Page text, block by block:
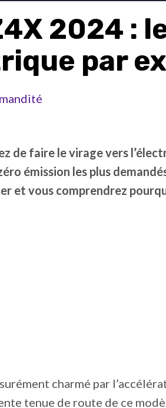
2024 :
par
de faire le virage vers
émission les plus
et vous comprendrez
charmé par
tenue de route de ce